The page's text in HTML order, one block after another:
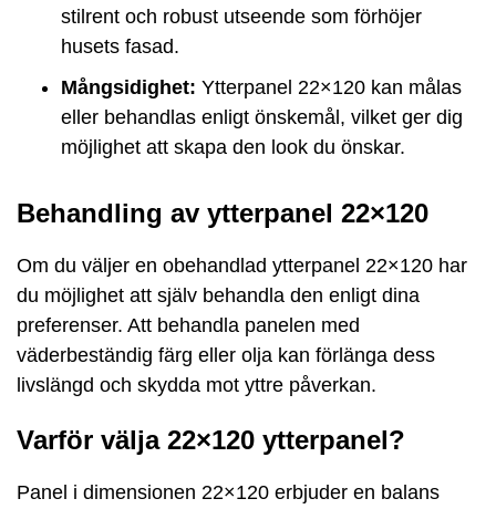
stilrent och robust utseende som förhöjer
husets fasad.
Mångsidighet: Ytterpanel 22×120 kan målas
eller behandlas enligt önskemål, vilket ger dig
möjlighet att skapa den look du önskar.
Behandling av ytterpanel 22×120
Om du väljer en obehandlad ytterpanel 22×120 har
du möjlighet att själv behandla den enligt dina
preferenser. Att behandla panelen med
väderbeständig färg eller olja kan förlänga dess
livslängd och skydda mot yttre påverkan.
Varför välja 22×120 ytterpanel?
Panel i dimensionen 22×120 erbjuder en balans